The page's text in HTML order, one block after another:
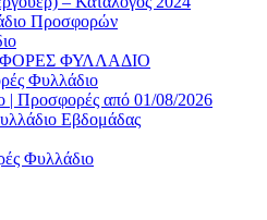
Προσφορών
ΦΥΛΛΑΔΙΟ
Φυλλάδιο
| Προσφορές από 01/08/2026
Εβδομάδας
Φυλλάδιο